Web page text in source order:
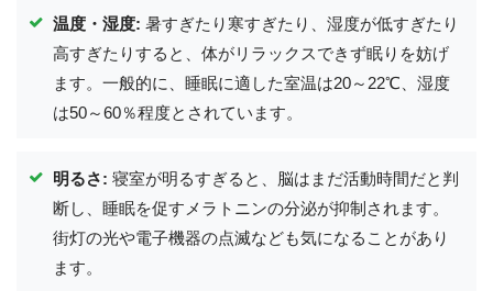
温度・湿度: 暑すぎたり寒すぎたり、湿度が低すぎたり
高すぎたりすると、体がリラックスできず眠りを妨げ
ます。一般的に、睡眠に適した室温は20～22℃、湿度
は50～60％程度とされています。
明るさ: 寝室が明るすぎると、脳はまだ活動時間だと判
断し、睡眠を促すメラトニンの分泌が抑制されます。
街灯の光や電子機器の点滅なども気になることがあり
ます。